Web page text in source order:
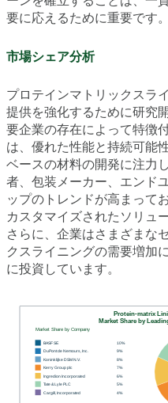
要に応えるために重要です。
市場シェア分析
プロテインマトリックスラ
提供を強化するために研究
要企業の存在によって特徴
は、優れた性能と持続可能
ベースの材料の開発に注力
者、包装メーカー、エンド
ップのトレンドが高まって
カスタマイズされたソリュ
さらに、企業はさまざまな
クスライニングの需要増加
に投資しています。